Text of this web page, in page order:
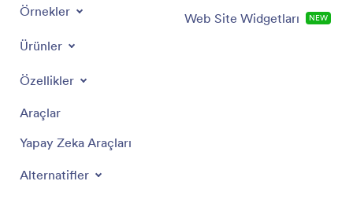
Örnekler
Ürünler
Özellikler
Araçlar
Yapay Zeka Araçları
Alternatifler
Web Site Widgetları NEW